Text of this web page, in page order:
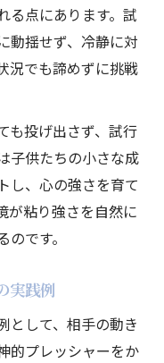
る点にあります。試
動揺せず、冷静に対
況でも諦めずに挑戦
も投げ出さず、試行
子供たちの小さな成
し、心の強さを育て
が粘り強さを自然に
です。
実践例
として、相手の動き
的プレッシャーをか